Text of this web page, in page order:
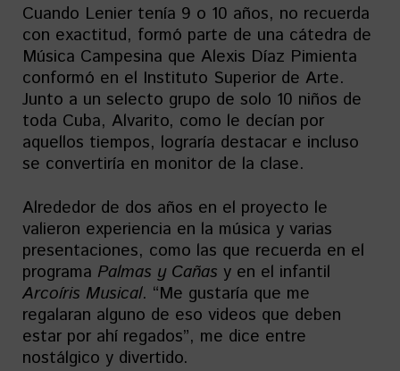
Cuando Lenier tenía 9 o 10 años, no recuerda
con exactitud, formó parte de una cátedra de
Música Campesina que Alexis Díaz Pimienta
conformó en el Instituto Superior de Arte.
Junto a un selecto grupo de solo 10 niños de
toda Cuba, Alvarito, como le decían por
aquellos tiempos, lograría destacar e incluso
se convertiría en monitor de la clase.
Alrededor de dos años en el proyecto le
valieron experiencia en la música y varias
presentaciones, como las que recuerda en el
programa Palmas y Cañas y en el infantil
Arcoíris Musical. “Me gustaría que me
regalaran alguno de eso videos que deben
estar por ahí regados”, me dice entre
nostálgico y divertido.